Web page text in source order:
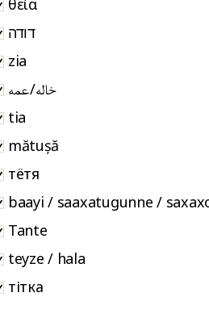
θεία
דודה
zia
خاله/عمه
tia
mătușă
тётя
baayi / saaxatugunne /
Tante
teyze / hala
тітка